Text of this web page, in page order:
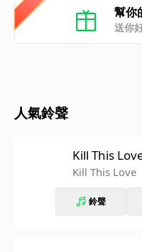
幫你
送你
人氣鈴聲
Kill This
Kill This Love
鈴聲